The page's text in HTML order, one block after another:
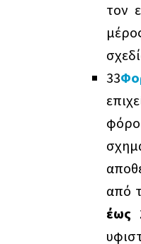
τον
33
από
έως